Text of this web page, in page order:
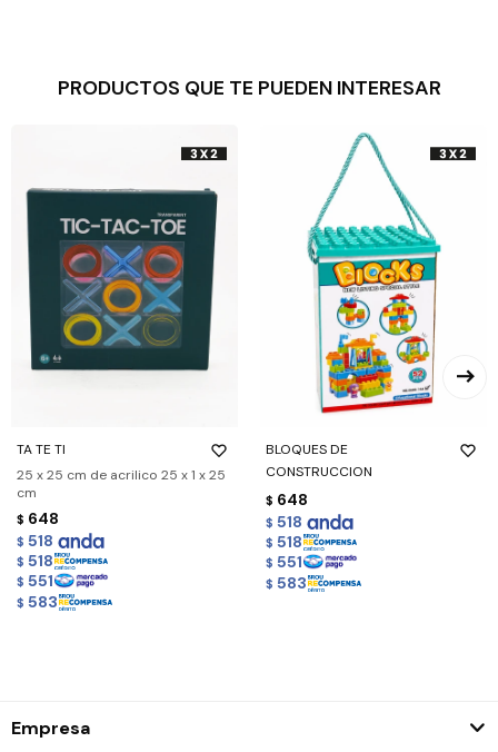
PRODUCTOS QUE TE PUEDEN INTERESAR
TA TE TI
25 x 25 cm de acrilico 25 x 1 x 25
cm
$ 648
$ 518
$ 518
$ 551
$ 583
BLOQUES DE
CONSTRUCCION
$ 648
$ 518
$ 518
$ 551
$ 583
Empresa